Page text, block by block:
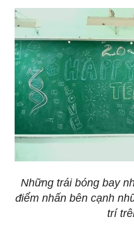
Những trái bóng bay
điểm nhấn bên cạnh
trí